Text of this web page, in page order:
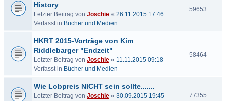
History
Letzter Beitrag von Joschie « 26.11.2015 17:46
Verfasst in Bücher und Medien
59653
HKRT 2015-Vorträge von Kim
Riddlebarger "Endzeit"
Letzter Beitrag von Joschie « 11.11.2015 09:18
Verfasst in Bücher und Medien
58464
Wie Lobpreis NICHT sein sollte.......
Letzter Beitrag von Joschie « 30.09.2015 19:45
77355